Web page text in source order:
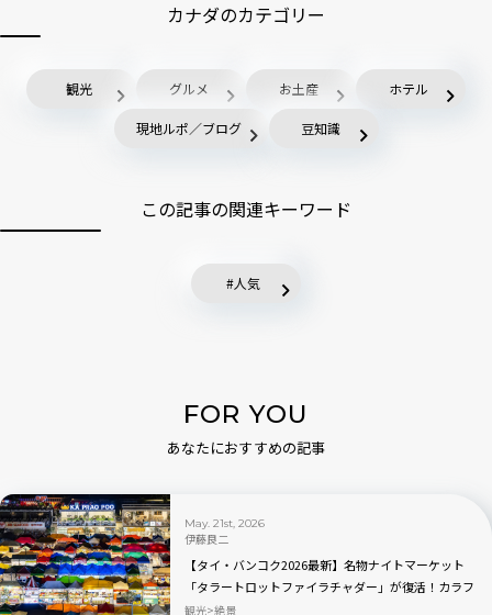
カナダのカテゴリー
観光 グルメ お土産 ホテル
現地ルポ／ブログ 豆知識
この記事の関連キーワード
人気
FOR YOU
あなたにおすすめの記事
May. 21st, 2026
伊藤良二
【タイ・バンコク2026最新】名物ナイトマーケット
「タラートロットファイラチャダー」が復活！カラフ
ルテントは今も見られる？物価は？
観光 絶景